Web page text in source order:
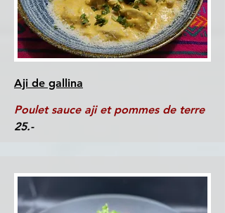
Aji de gallina
Poulet sauce aji et pommes de terre
25.-